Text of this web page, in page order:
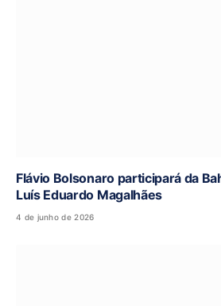
Flávio Bolsonaro participará da
Luís Eduardo Magalhães
4 de junho de 2026